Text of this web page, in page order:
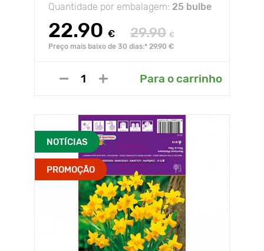
Quantidade por embalagem: 25 bulbe
22.90 € 29.90 €
Preço mais baixo de 30 dias:* 29.90 €
Para o carrinho
NOTÍCIAS
PROMOÇÃO